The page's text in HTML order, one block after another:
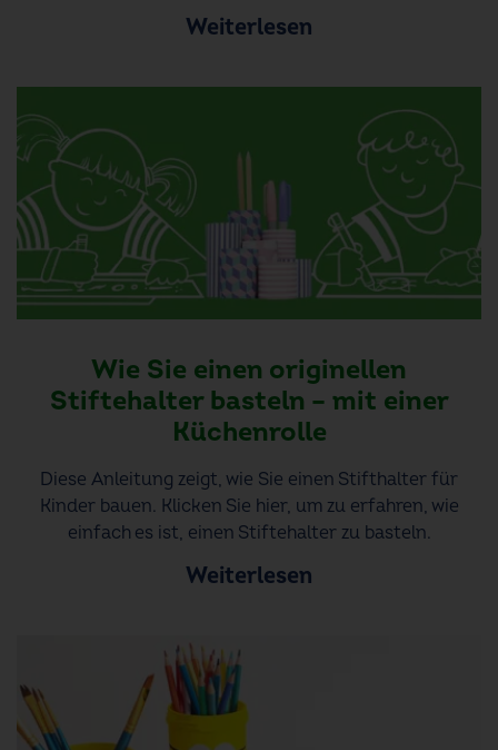
Weiterlesen
Wie Sie einen originellen
Stiftehalter basteln – mit einer
Küchenrolle
Diese Anleitung zeigt, wie Sie einen Stifthalter für
Kinder bauen. Klicken Sie hier, um zu erfahren, wie
einfach es ist, einen Stiftehalter zu basteln.
Weiterlesen